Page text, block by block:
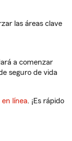
las áreas clave
a comenzar
seguro de vida
línea. ¡Es rápido